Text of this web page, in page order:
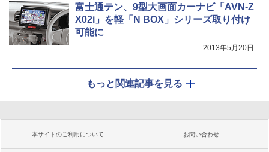
富士通テン、9型大画面カーナビ「AVN-Z
X02i」を軽「N BOX」シリーズ取り付け
可能に
2013年5月20日
もっと関連記事を見る
本サイトのご利用について お問い合わせ